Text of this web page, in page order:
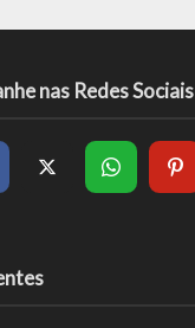
nas Redes Sociais